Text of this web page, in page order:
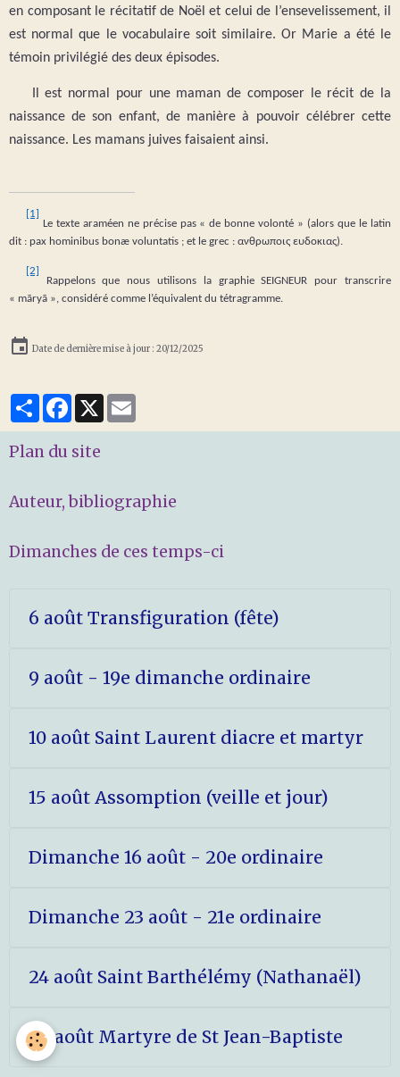
en composant le récitatif de Noël et celui de l’ensevelissement, il
est normal que le vocabulaire soit similaire. Or Marie a été le
témoin privilégié des deux épisodes.
Il est normal pour une maman de composer le récit de la
naissance de son enfant, de manière à pouvoir célébrer cette
naissance. Les mamans juives faisaient ainsi.
[1]
Le texte araméen ne précise pas « de bonne volonté » (alors que le latin
dit : pax hominibus bonæ voluntatis ; et le grec : ανθρωποις ευδοκιας).
[2]
Rappelons que nous utilisons la graphie SEIGNEUR pour transcrire
« māryā », considéré comme l’équivalent du tétragramme.
Date de dernière mise à jour : 20/12/2025
PartagerFacebook
X
Plan du site
Auteur, bibliographie
Dimanches de ces temps-ci
6 août Transfiguration (fête)
9 août - 19e dimanche ordinaire
10 août Saint Laurent diacre et martyr
15 août Assomption (veille et jour)
Dimanche 16 août - 20e ordinaire
Dimanche 23 août - 21e ordinaire
24 août Saint Barthélémy (Nathanaël)
29 août Martyre de St Jean-Baptiste